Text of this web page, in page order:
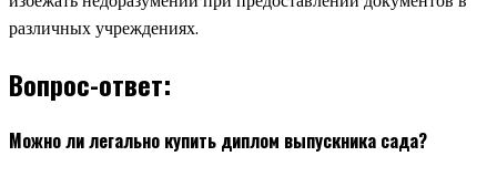
различных учреждениях.
Вопрос-ответ:
Можно ли легально купить диплом выпускника сада?